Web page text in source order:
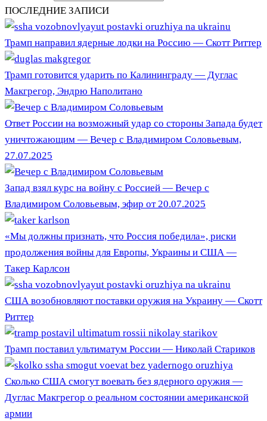
ПОСЛЕДНИЕ ЗАПИСИ
Трамп направил ядерные лодки на Россию — Скотт Риттер
Трамп готовится ударить по Калининграду — Дуглас
Макгрегор, Эндрю Наполитано
Ответ России на возможный удар со стороны Запада будет
уничтожающим — Вечер с Владимиром Соловьевым,
27.07.2025
Запад взял курс на войну с Россией — Вечер с
Владимиром Соловьевым, эфир от 20.07.2025
«Мы должны признать, что Россия победила», риски
продолжения войны для Европы, Украины и США —
Такер Карлсон
США возобновляют поставки оружия на Украину — Скотт
Риттер
Трамп поставил ультиматум России — Николай Стариков
Сколько США смогут воевать без ядерного оружия —
Дуглас Макгрегор о реальном состоянии американской
армии